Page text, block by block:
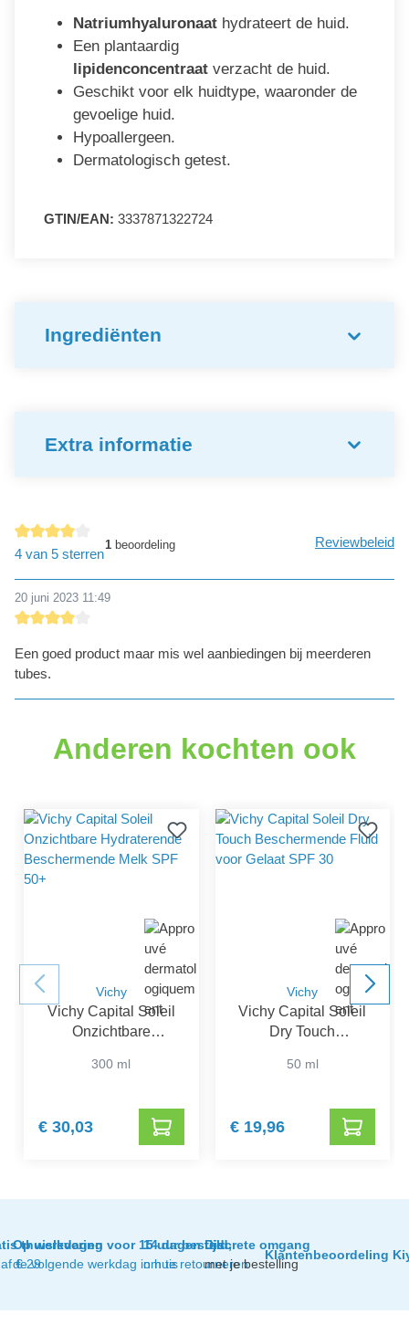
Natriumhyaluronaat hydrateert de huid.
Een plantaardig
lipidenconcentraat verzacht de huid.
Geschikt voor elk huidtype, waaronder de
gevoelige huid.
Hypoallergeen.
Dermatologisch getest.
GTIN/EAN: 3337871322724
Ingrediënten
Extra informatie
Gemiddelde waardering van 4 van 5 sterren
4 van 5 sterren
1beoordeling Reviewbeleid
20 juni 2023 11:49
Een goed product maar mis wel aanbiedingen bij meerderen
tubes.
Anderen kochten ook
Vichy
Vichy Capital Soleil
Onzichtbare
Beschermende Melk
300 ml
€ 30,03
Vichy
Vichy Capital Soleil
Dry Touch
voor Gelaat SPF 30
50 ml
€ 19,96
thuislevering
€ 29
Op werkdagen voor 15 uur besteld,
de volgende werkdag in huis
14 dagen tijd
om te retourneren
Discrete omgang
met je bestelling
Klantenbeoordeling